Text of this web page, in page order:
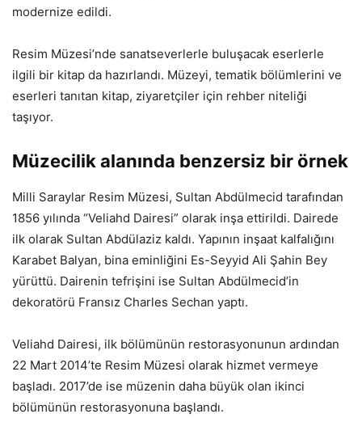
modernize edildi.
Resim Müzesi’nde sanatseverlerle buluşacak eserlerle
ilgili bir kitap da hazırlandı. Müzeyi, tematik bölümlerini ve
eserleri tanıtan kitap, ziyaretçiler için rehber niteliği
taşıyor.
Müzecilik alanında benzersiz bir örnek
Milli Saraylar Resim Müzesi, Sultan Abdülmecid tarafından
1856 yılında “Veliahd Dairesi” olarak inşa ettirildi. Dairede
ilk olarak Sultan Abdülaziz kaldı. Yapının inşaat kalfalığını
Karabet Balyan, bina eminliğini Es-Seyyid Ali Şahin Bey
yürüttü. Dairenin tefrişini ise Sultan Abdülmecid’in
dekoratörü Fransız Charles Sechan yaptı.
Veliahd Dairesi, ilk bölümünün restorasyonunun ardından
22 Mart 2014’te Resim Müzesi olarak hizmet vermeye
başladı. 2017’de ise müzenin daha büyük olan ikinci
bölümünün restorasyonuna başlandı.